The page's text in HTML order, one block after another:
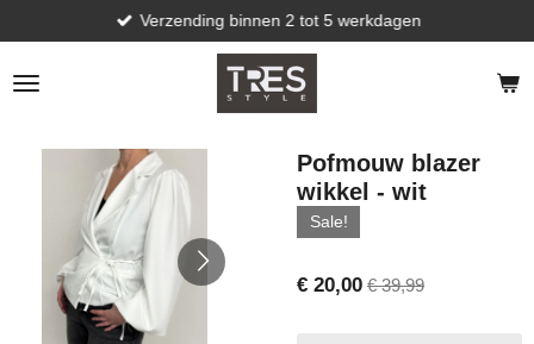
direct
naar
de
Verzending binnen 2 tot 5 werkdagen
Pofmouw blazer
wikkel - wit
Sale!
€ 20,00 € 39,99